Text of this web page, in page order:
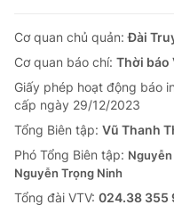
Cơ quan chủ quản:Đài
Cơ quan báo chí: Thời báo
Giấy phép hoạt động báo
cấp ngày 29/12/2023
Tổng Biên tập: Vũ Thanh
Phó Tổng Biên tập: Nguyễn
Nguyễn Trọng Ninh
Tổng đài VTV: 024.38 355